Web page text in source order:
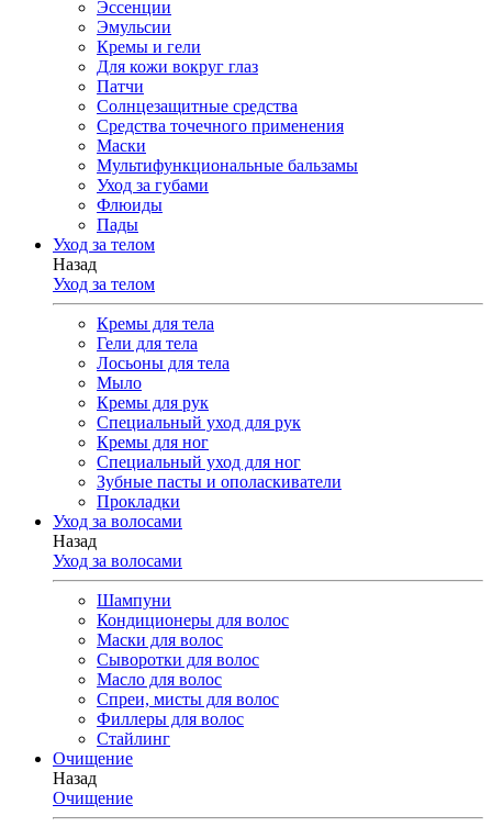
Эссенции
Эмульсии
Кремы и гели
Для кожи вокруг глаз
Патчи
Солнцезащитные средства
Средства точечного применения
Маски
Мультифункциональные бальзамы
Уход за губами
Флюиды
Пады
Уход за телом
Назад
Уход за телом
Кремы для тела
Гели для тела
Лосьоны для тела
Мыло
Кремы для рук
Специальный уход для рук
Кремы для ног
Специальный уход для ног
Зубные пасты и ополаскиватели
Прокладки
Уход за волосами
Назад
Уход за волосами
Шампуни
Кондиционеры для волос
Маски для волос
Сыворотки для волос
Масло для волос
Спреи, мисты для волос
Филлеры для волос
Стайлинг
Очищение
Назад
Очищение